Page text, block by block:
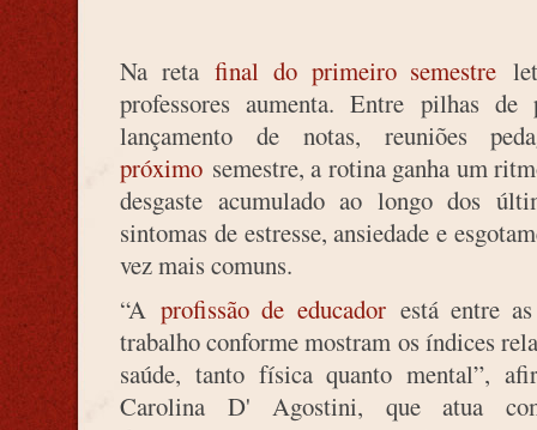
Na retafinal do primeiro semestre
professores aumenta. Entre pilhas
lançamento de notas, reuniões
próximo semestre, a rotina ganha um
desgaste acumulado ao longo dos
sintomas de estresse, ansiedade e
vez mais comuns.
“Aprofissão de educadorestá entre as
trabalho conforme mostram os índices
saúde, tanto física quanto mental”,
Carolina D' Agostini, que atua